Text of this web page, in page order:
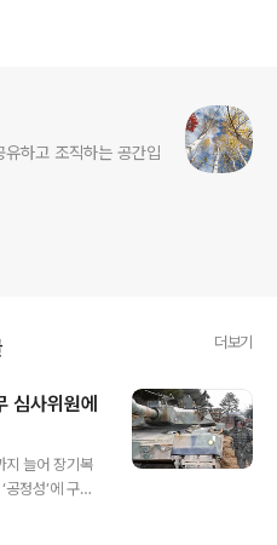
하고 조직하는 공간입
더보기
심사위원에
늘어 장기복
정성’에 구멍
대한민국 군대